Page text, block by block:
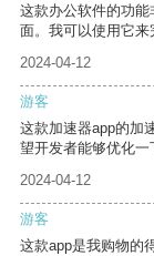
这款办公软件的功
面。我可以使用它来
2024-04-12
游客
这款加速器app的加
望开发者能够优化一
2024-04-12
游客
这款app是我购物的